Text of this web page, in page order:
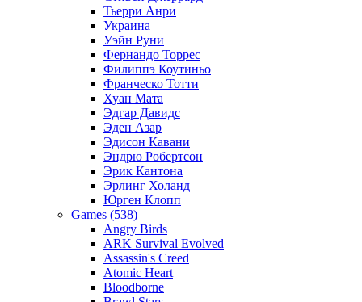
Тьерри Анри
Украина
Уэйн Руни
Фернандо Торрес
Филиппэ Коутиньо
Франческо Тотти
Хуан Мата
Эдгар Давидс
Эден Азар
Эдисон Кавани
Эндрю Робертсон
Эрик Кантона
Эрлинг Холанд
Юрген Клопп
Games (538)
Angry Birds
ARK Survival Evolved
Assassin's Creed
Atomic Heart
Bloodborne